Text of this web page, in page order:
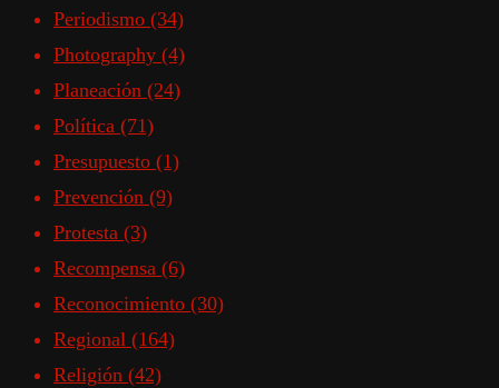
Periodismo (34)
Photography (4)
Planeación (24)
Política (71)
Presupuesto (1)
Prevención (9)
Protesta (3)
Recompensa (6)
Reconocimiento (30)
Regional (164)
Religión (42)